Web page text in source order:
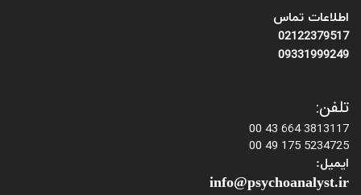
اطلاعات تماس
02122379517
09331999249
تلفن:
3813117 664 43 00
5234725 175 49 00
ایمیل:
info@psychoanalyst.ir